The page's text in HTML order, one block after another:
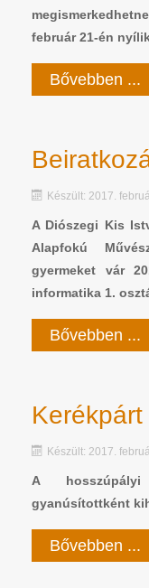
február 21-én
Bővebben ...
Készült: 2017.
A Diószegi Kis
Alapfokú
gyermeket vár
informatika 1.
Bővebben ...
Készült: 2017.
A
gyanúsítottként
Bővebben ...